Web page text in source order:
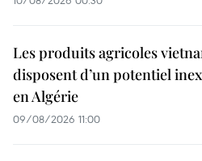
Les produits agricoles
disposent d’un potentiel
en Algérie
09/08/2026 11:00